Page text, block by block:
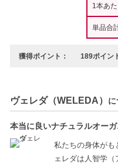
1本あた
単品合
獲得ポイント： 189ポイン
ヴェレダ（WELEDA）
本当に良いナチュラルオーガ
私たちの身体がも
ェレダは人智学